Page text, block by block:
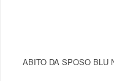
ABITO DA SPOSO BLU